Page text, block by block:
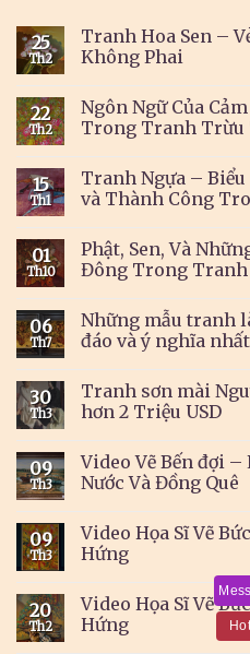
25
Th2
Tranh Hoa Sen –
Không Phai
22
Th2
Ngôn Ngữ Của
Trong Tranh Trừu
15
Th1
Tranh Ngựa –
và Thành Công
01
Th10
Phật, Sen, Và
Đông Trong Tranh
06
Th7
Những mẫu tranh
đáo và ý nghĩa nhất
30
Th3
Tranh sơn mài
hơn 2 Triệu USD
09
Th3
Video Vẽ Bến đợi
Nước Và Đồng Quê
09
Th3
Video Họa Sĩ Vẽ
Hứng
20
Th2
Video Họa Sĩ Vẽ
Hứng